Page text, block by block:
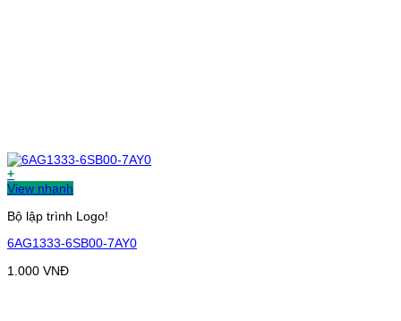
+
View nhanh
Bộ lập trình Logo!
6AG1333-6SB00-7AY0
1.000 VNĐ